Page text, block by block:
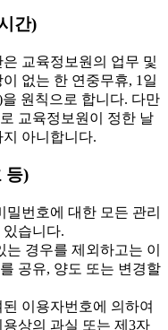
간)
교육정보원의 업무 및
없는 한 연중무휴, 1일
을 원칙으로 합니다. 다만
교육정보원이 정한 날
아니합니다.
등)
번호에 대한 모든 관리
습니다.
경우를 제외하고는 이
공유, 양도 또는 변경할
이용자번호에 의하여
상의 과실 또는 제3자